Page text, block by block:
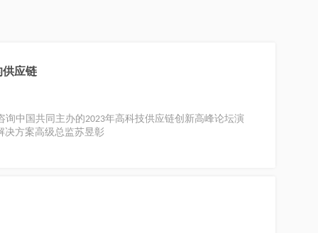
供应链
询中国共同主办的2023年高科技供应链创新高峰论坛演
决方案高级总监苏昱彰